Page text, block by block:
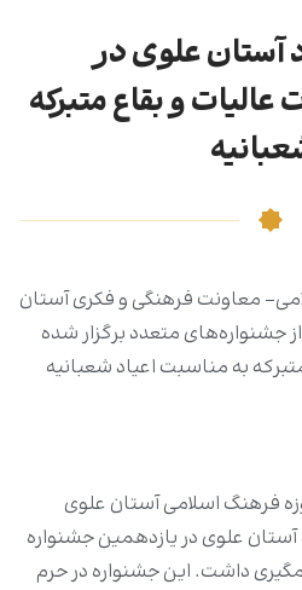
آستان علوی در
و بقاع متبرکه
معاونت فرهنگی و فکری آستان
جشنواره‌های متعدد برگزار شده
به مناسبت اعیاد شعبانیه
فرهنگ اسلامی آستان علوی
علوی در یازدهمین جشنواره
داشت. این جشنواره در حرم